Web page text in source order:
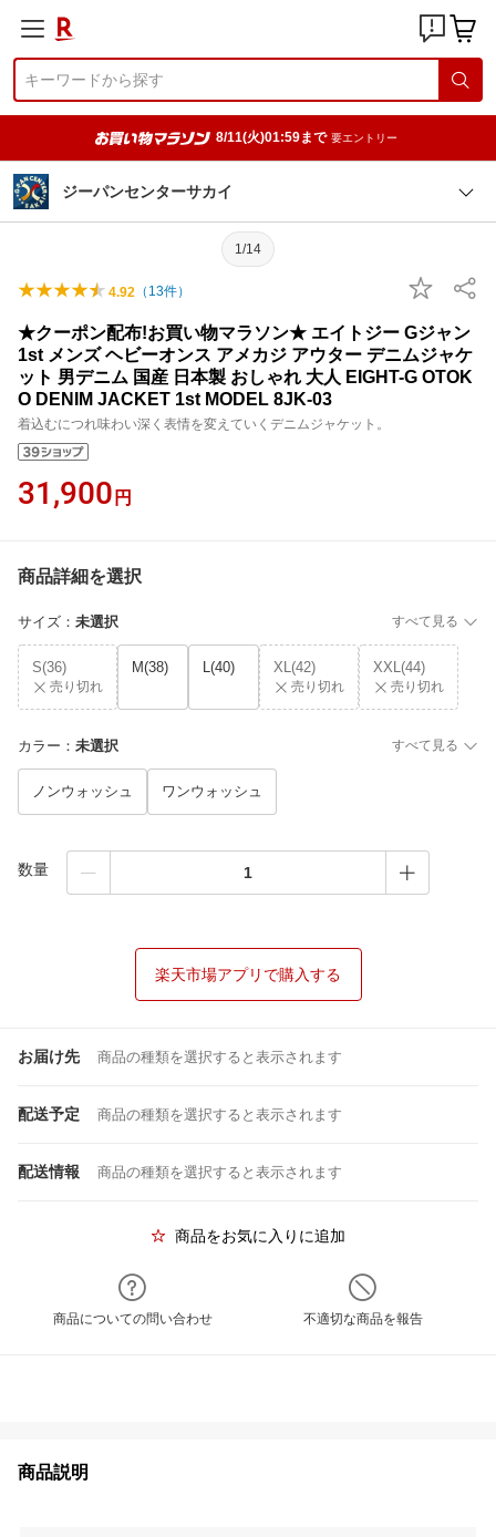
8/11(火)01:59まで 要エントリー
ジーパンセンターサカイ
1/14
4.92 （ 13件）
★クーポン配布!お買い物マラソン★ エイトジー Gジャン
1st メンズ ヘビーオンス アメカジ アウター デニムジャケ
ット 男デニム 国産 日本製 おしゃれ 大人 EIGHT-G OTOK
O DENIM JACKET 1st MODEL 8JK-03
着込むにつれ味わい深く表情を変えていくデニムジャケット。
31,900 円
商品詳細を選択
サイズ ： 未選択 すべて見る
S(36)
売り切れ
M(38) L(40) XL(42)
売り切れ
XXL(44)
売り切れ
カラー ： 未選択 すべて見る
ノンウォッシュ ワンウォッシュ
数量
楽天市場アプリで購入する
お届け先 商品の種類を選択すると表示されます
配送予定 商品の種類を選択すると表示されます
配送情報 商品の種類を選択すると表示されます
商品をお気に入りに追加
商品についての問い合わせ 不適切な商品を報告
商品説明